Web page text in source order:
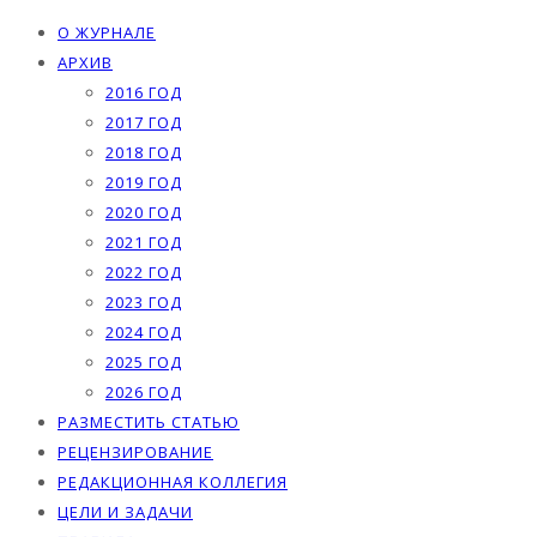
О ЖУРНАЛЕ
АРХИВ
2016 ГОД
2017 ГОД
2018 ГОД
2019 ГОД
2020 ГОД
2021 ГОД
2022 ГОД
2023 ГОД
2024 ГОД
2025 ГОД
2026 ГОД
РАЗМЕСТИТЬ СТАТЬЮ
РЕЦЕНЗИРОВАНИЕ
РЕДАКЦИОННАЯ КОЛЛЕГИЯ
ЦЕЛИ И ЗАДАЧИ